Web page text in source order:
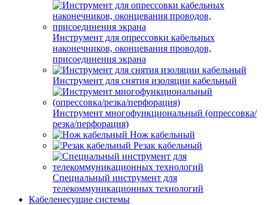
Инструмент для опрессовки кабельных
наконечников, оконцевания проводов,
присоединения экрана
Инструмент для снятия изоляции кабельный
Инструмент многофункциональный (опрессовка/
резка/перфорация)
Нож кабельный
Резак кабельный
Специальный инструмент для
телекоммуникационных технологий
Кабеленесущие системы